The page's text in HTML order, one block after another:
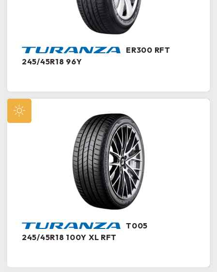
ER300 RFT
245/45R18 96Y
T005
245/45R18 100Y XL RFT